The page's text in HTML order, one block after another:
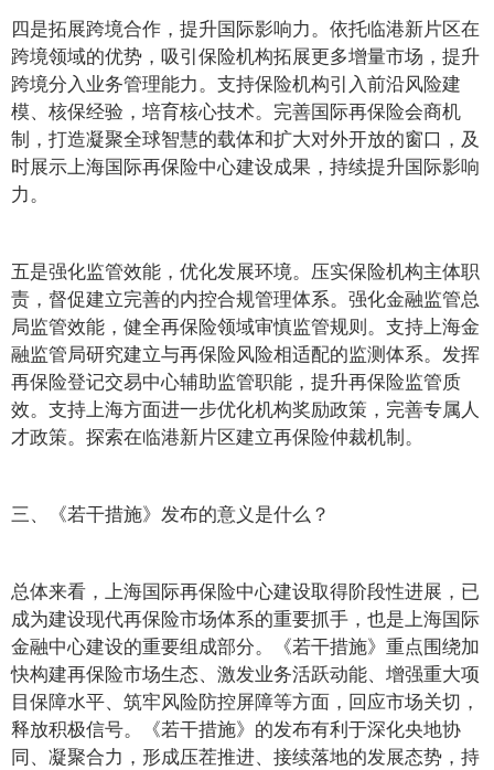
四是拓展跨境合作，提升国际影响力。依托临港新片区在
跨境领域的优势，吸引保险机构拓展更多增量市场，提升
跨境分入业务管理能力。支持保险机构引入前沿风险建
模、核保经验，培育核心技术。完善国际再保险会商机
制，打造凝聚全球智慧的载体和扩大对外开放的窗口，及
时展示上海国际再保险中心建设成果，持续提升国际影响
力。
五是强化监管效能，优化发展环境。压实保险机构主体职
责，督促建立完善的内控合规管理体系。强化金融监管总
局监管效能，健全再保险领域审慎监管规则。支持上海金
融监管局研究建立与再保险风险相适配的监测体系。发挥
再保险登记交易中心辅助监管职能，提升再保险监管质
效。支持上海方面进一步优化机构奖励政策，完善专属人
才政策。探索在临港新片区建立再保险仲裁机制。
三、《若干措施》发布的意义是什么？
总体来看，上海国际再保险中心建设取得阶段性进展，已
成为建设现代再保险市场体系的重要抓手，也是上海国际
金融中心建设的重要组成部分。《若干措施》重点围绕加
快构建再保险市场生态、激发业务活跃动能、增强重大项
目保障水平、筑牢风险防控屏障等方面，回应市场关切，
释放积极信号。《若干措施》的发布有利于深化央地协
同、凝聚合力，形成压茬推进、接续落地的发展态势，持